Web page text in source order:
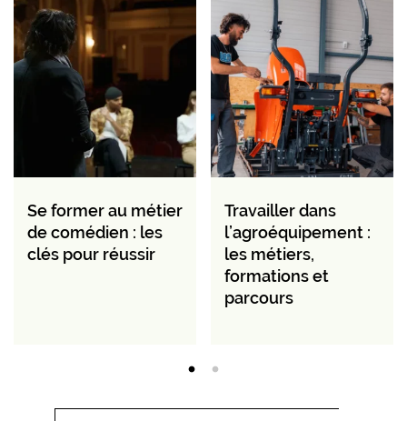
Se former au métier
de comédien : les
clés pour réussir
Travailler dans
l’agroéquipement :
les métiers,
formations et
parcours